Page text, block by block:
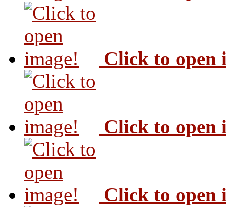
Click to open
Click to open
Click to open